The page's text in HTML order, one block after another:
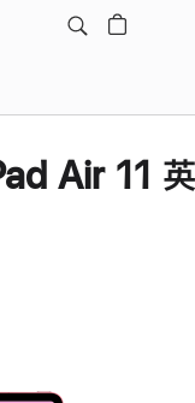
Air 11 英